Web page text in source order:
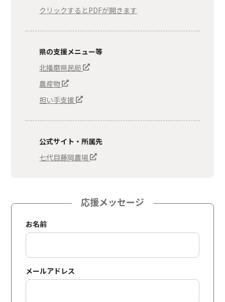
クリックするとPDFが開きます
県の支援メニュー等
北播磨県民局
農産物
担い手支援
公式サイト・所属先
七代目藤岡農場
応援メッセージ
お名前
メールアドレス